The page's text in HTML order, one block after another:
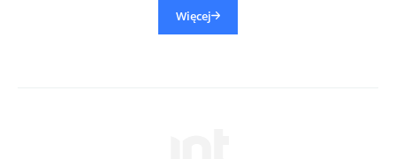
Więcej